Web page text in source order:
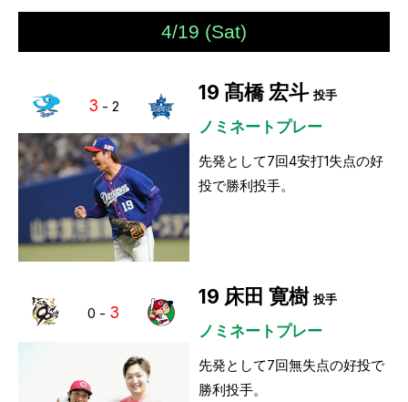
4/19 (Sat)
3 - 2
19 髙橋 宏斗 投手
ノミネートプレー
先発として7回4安打1失点の好
投で勝利投手。
0 - 3
19 床田 寛樹 投手
ノミネートプレー
先発として7回無失点の好投で
勝利投手。